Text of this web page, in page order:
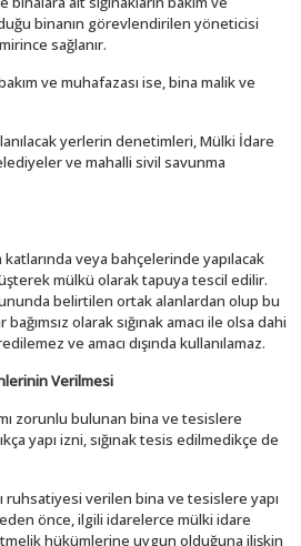
binanın görevlendirilen yöneticisi
sağlanır.
ve muhafazası ise, bina malik ve
yerlerin denetimleri, Mülki İdare
ve mahalli sivil savunma
katlarında veya bahçelerinde yapılacak
mülkü olarak tapuya tescil edilir.
belirtilen ortak alanlardan olup bu
olarak sığınak amacı ile olsa dahi
ve amacı dışında kullanılamaz.
Verilmesi
zorunlu bulunan bina ve tesislere
yapı izni, sığınak tesis edilmedikçe de
ruhsatiyesi verilen bina ve tesislere yapı
önce, ilgili idarelerce mülki idare
hükümlerine uygun olduğuna ilişkin